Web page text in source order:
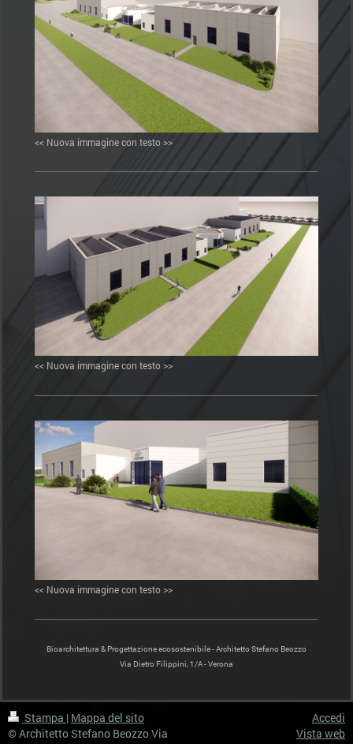
<< Nuova immagine con testo >>
<< Nuova immagine con testo >>
<< Nuova immagine con testo >>
Bioarchitettura & Progettazione ecosostenibile - Architetto Stefano Beozzo
Via Dietro Filippini, 1/A - Verona
Stampa | Mappa del sito
© Architetto Stefano Beozzo Via
Accedi
Vista web